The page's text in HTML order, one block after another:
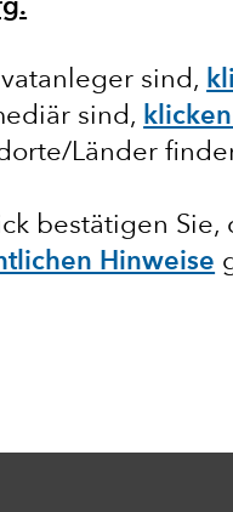
sind,
sind,
Länder
bestätigen Sie,
Hinweise